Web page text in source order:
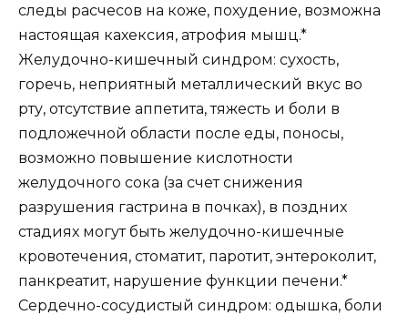
следы расчесов на коже, похудение, возможна
настоящая кахексия, атрофия мышц.*
Желудочно-кишечный синдром: сухость,
горечь, неприятный металлический вкус во
рту, отсутствие аппетита, тяжесть и боли в
подложечной области после еды, поносы,
возможно повышение кислотности
желудочного сока (за счет снижения
разрушения гастрина в почках), в поздних
стадиях могут быть желудочно-кишечные
кровотечения, стоматит, паротит, энтероколит,
панкреатит, нарушение функции печени.*
Сердечно-сосудистый синдром: одышка, боли